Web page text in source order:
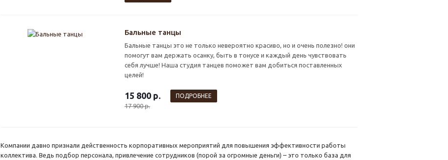
Бальные танцы
Бальные танцы это не только невероятно красиво, но и очень полезно! они
помогут вам держать осанку, быть в тонусе и каждый день чувствовать
себя лучше! Наша студия танцев поможет вам добиться поставленных
целей!
15 800 р.
17 900 р.
ПОДРОБНЕЕ
Компании давно признали действенность корпоративных мероприятий для повышения эффективности работы
коллектива. Ведь подбор персонала, привлечение сотрудников (порой за огромные деньги) – это только база для